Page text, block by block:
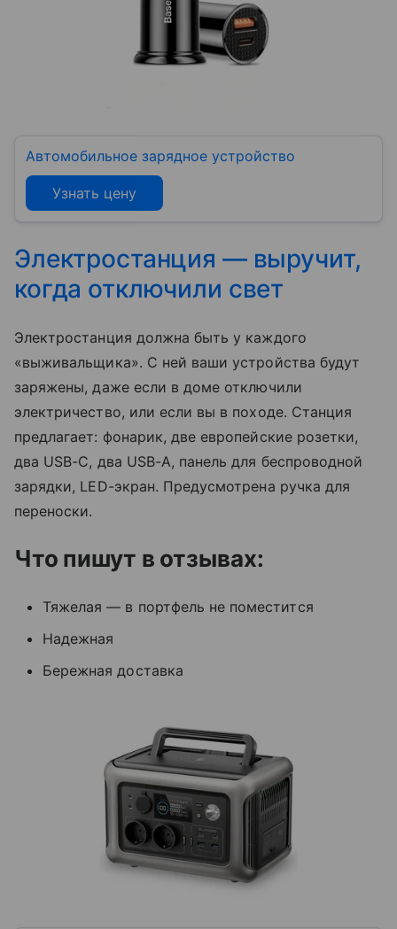
Автомобильное зарядное устройство
Узнать цену
Электростанция — выручит,
когда отключили свет
Электростанция должна быть у каждого
«выживальщика». С ней ваши устройства будут
заряжены, даже если в доме отключили
электричество, или если вы в походе. Станция
предлагает: фонарик, две европейские розетки,
два USB-C, два USB-A, панель для беспроводной
зарядки, LED-экран. Предусмотрена ручка для
переноски.
Что пишут в отзывах:
Тяжелая — в портфель не поместится
Надежная
Бережная доставка